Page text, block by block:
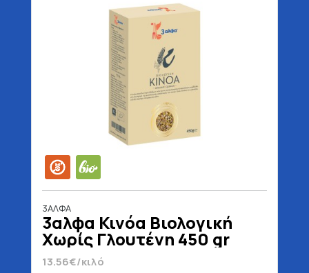
3ΑΛΦΑ
3αλφα Κινόα Βιολογική
Χωρίς Γλουτένη 450 gr
13.56€/κιλό